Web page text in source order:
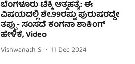
ಬೆಂಗಳೂರು ಟೆಕ್ಕಿ ಆತ್ಮಹತ್ಯೆ: ಈ
ವಿಷಯದಲ್ಲಿ ಶೇ.99ರಷ್ಟು ಪುರುಷರದ್ದೇ
ತಪ್ಪು- ಸಂಸದೆ ಕಂಗನಾ ಶಾಕಿಂಗ್
ಹೇಳಿಕೆ, Video
Vishwanath S
11 Dec 2024